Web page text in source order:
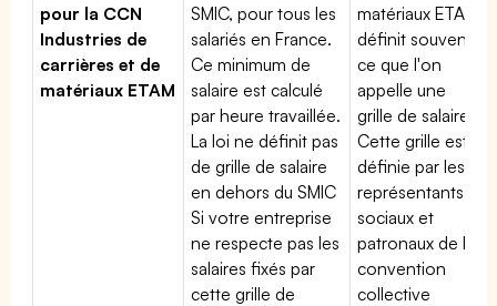
pour la CCN
Industries de
carrières et de
matériaux ETAM
SMIC, pour tous les
salariés en France.
Ce minimum de
salaire est calculé
par heure travaillée.
La loi ne définit pas
de grille de salaire
en dehors du SMIC
Si votre entreprise
ne respecte pas les
salaires fixés par
cette grille de
matériaux ETAM
définit souvent
ce que l'on
appelle une
grille de salaires.
Cette grille est
définie par les
représentants
sociaux et
patronaux de la
convention
collective